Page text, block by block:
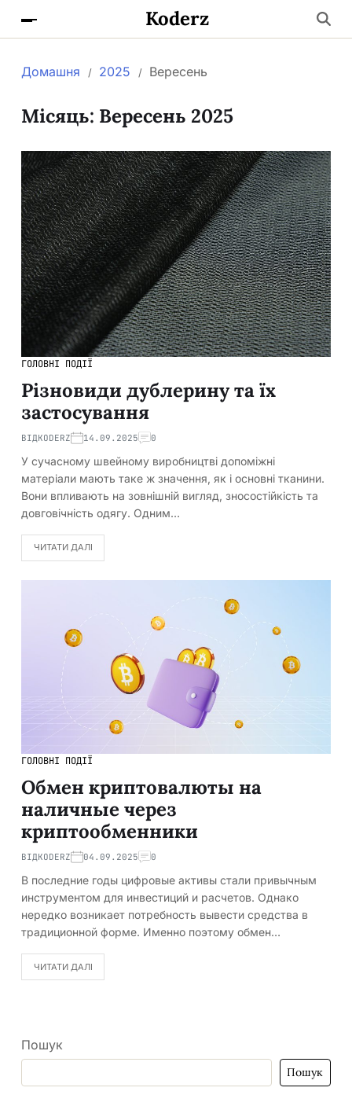
Koderz
Домашня 2025 Вересень
Місяць: Вересень 2025
ГОЛОВНІ ПОДІЇ
Різновиди дублерину та їх
застосування
ВІДKODERZ 14.09.2025 0
У сучасному швейному виробництві допоміжні
матеріали мають таке ж значення, як і основні тканини.
Вони впливають на зовнішній вигляд, зносостійкість та
довговічність одягу. Одним…
ЧИТАТИ ДАЛІ
ГОЛОВНІ ПОДІЇ
Обмен криптовалюты на
наличные через
криптообменники
ВІДKODERZ 04.09.2025 0
В последние годы цифровые активы стали привычным
инструментом для инвестиций и расчетов. Однако
нередко возникает потребность вывести средства в
традиционной форме. Именно поэтому обмен…
ЧИТАТИ ДАЛІ
Пошук
Пошук